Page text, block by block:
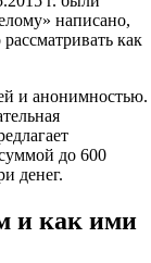
написано,
как
и анонимностью.
до 600
денег.
и как ими